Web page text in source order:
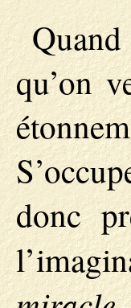
qu’on
donc